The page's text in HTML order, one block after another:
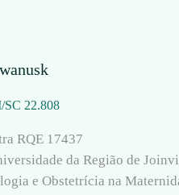
SC 22.808
RQE 17437
da Região de
e Obstetrícia na